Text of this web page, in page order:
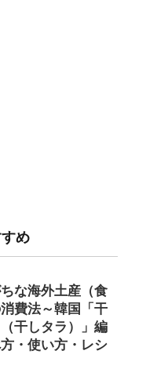
め
な海外土産（食
費法～韓国「干
干しタラ）」編
・使い方・レシ